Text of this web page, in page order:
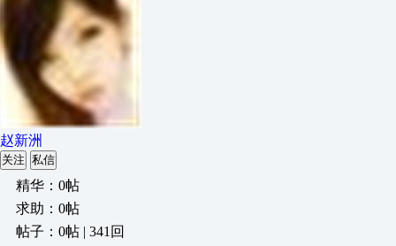
赵新洲
关注 私信
精华：0帖
求助：0帖
帖子：0帖 | 341回